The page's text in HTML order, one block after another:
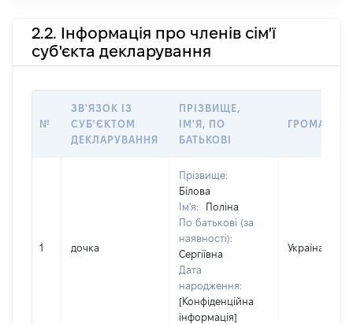
2.2. Інформація про членів сім'ї
суб'єкта декларування
№
ЗВ'ЯЗОК ІЗ
СУБ'ЄКТОМ
ДЕКЛАРУВАННЯ
ПРІЗВИЩЕ,
ІМ'Я, ПО
БАТЬКОВІ
1 дочка
Прізвище:
Білова
Ім'я:
Поліна
По батькові (за
наявності):
Сергіївна
Дата
народження:
[Конфіденційна
інформація]
Україна